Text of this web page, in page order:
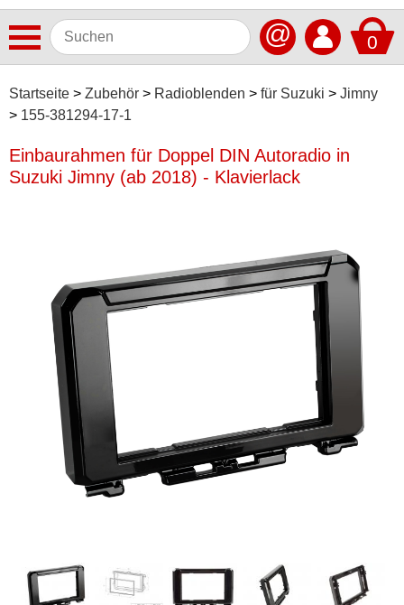
0
@
Startseite Zubehör Radioblenden für Suzuki
Jimny
155-381294-17-1
Autoradios
Dashcams
Multimedia
Navigationssoftware
Navigationssysteme
Rückfahrsysteme
Soundprozessoren
Subwoofer
Aktivsystemadapter
Einbaurahmen für Doppel DIN Autoradio in
Suzuki Jimny (ab 2018) - Klavierlack